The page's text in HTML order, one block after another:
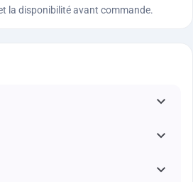
la disponibilité avant commande.